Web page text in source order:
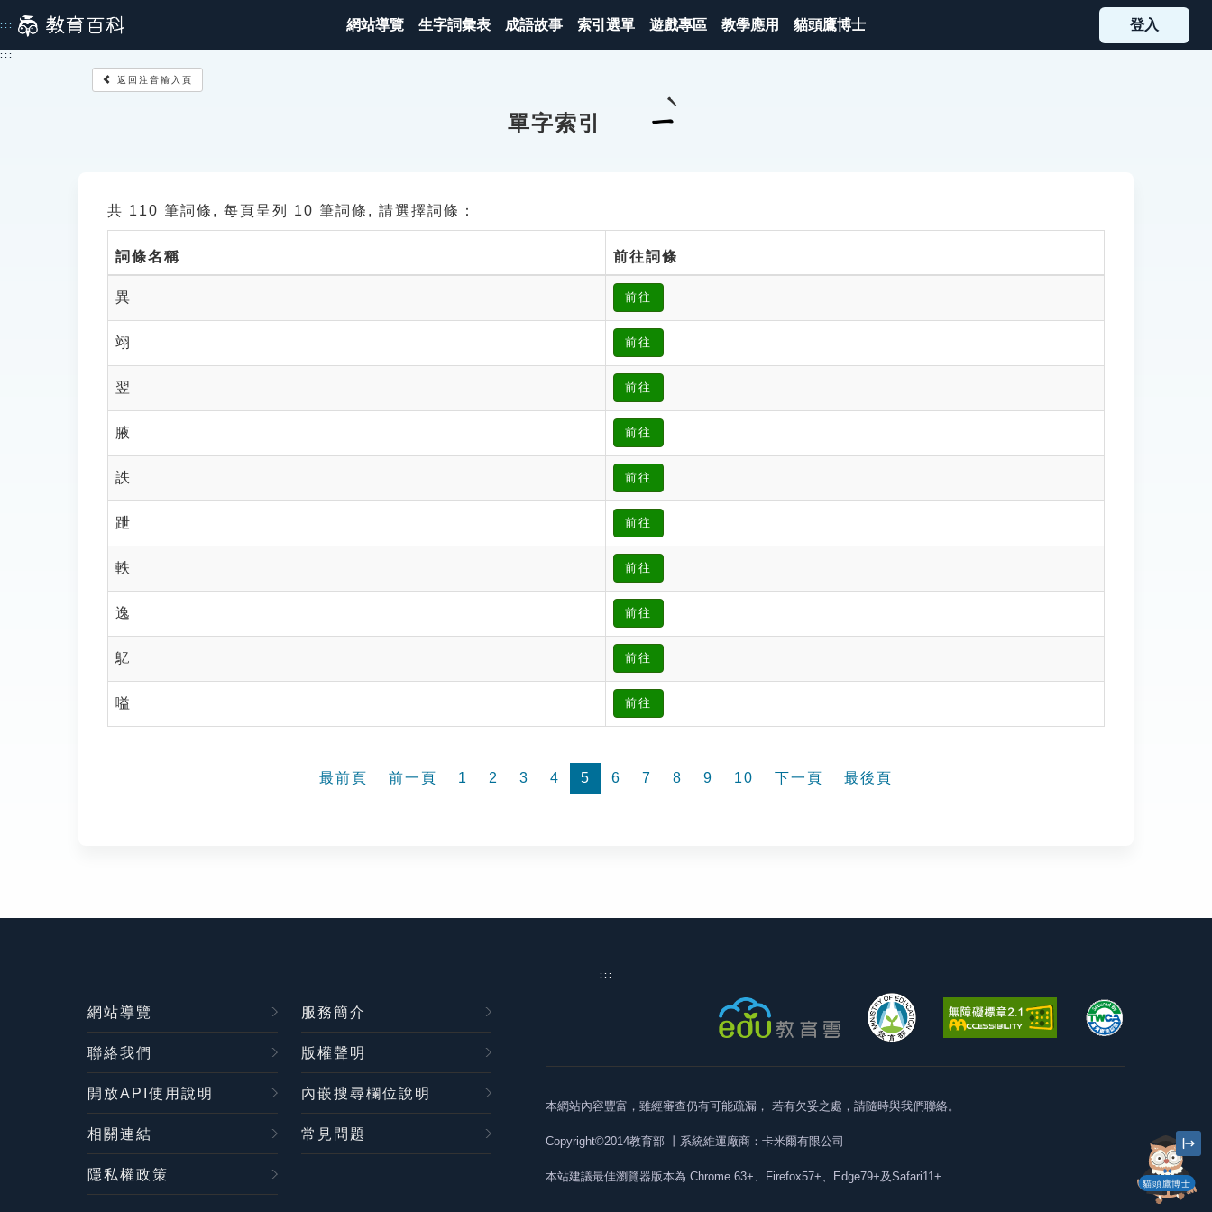
到
主
::: 網站導覽 生字詞彙表 成語故事 索引選單 遊戲專區 教學應用 貓頭鷹博士 登入
:::
返回注音輸入頁
單字索引 ㄧ
共 110 筆詞條, 每頁呈列 10 筆詞條, 請選擇詞條：
詞條名稱 前往詞條
異 前往
翊 前往
翌 前往
腋 前往
詄 前往
跇 前往
軼 前往
逸 前往
鳦 前往
嗌 前往
最前頁 前一頁 1 2 3 4 5 6 7 8 9 10 下一頁 最後頁
貓頭鷹博士
:::
網站導覽 服務簡介
聯絡我們 版權聲明
開放API使用說明 內嵌搜尋欄位說明
相關連結 常見問題
隱私權政策
本網站內容豐富，雖經審查仍有可能疏漏， 若有欠妥之處，請隨時與我們聯絡。
Copyright©2014教育部 丨系統維運廠商：卡米爾有限公司
本站建議最佳瀏覽器版本為 Chrome 63+、Firefox57+、Edge79+及Safari11+